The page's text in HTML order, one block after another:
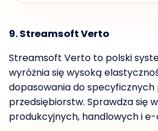
9. Streamsoft Verto
Streamsoft Verto to polski
wyróżnia się wysoką
dopasowania do
przedsiębiorstw. Sprawdza się
produkcyjnych, handlowych i